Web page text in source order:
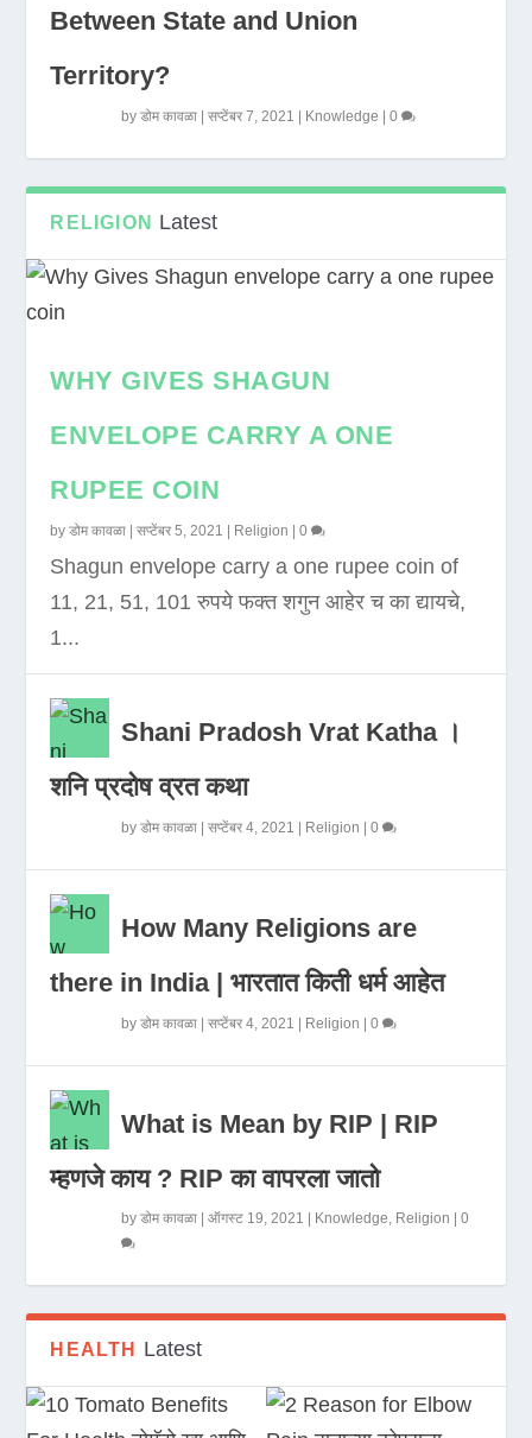
Between State and Union
Territory?
byडोम कावळा |सप्टेंबर 7, 2021 Knowledge |0
RELIGION Latest
WHY GIVES SHAGUN
ENVELOPE CARRY A ONE
RUPEE COIN
byडोम कावळा |सप्टेंबर 5, 2021 Religion |0
Shagun envelope carry a one rupee coin of
11, 21, 51, 101 रुपये फक्त शगुन आहेर च का द्यायचे,
1...
Shani Pradosh Vrat Katha ।
शनि प्रदोष व्रत कथा
byडोम कावळा |सप्टेंबर 4, 2021 Religion |0
How Many Religions are
there in India | भारतात किती धर्म आहेत
byडोम कावळा |सप्टेंबर 4, 2021 Religion |0
What is Mean by RIP | RIP
म्हणजे काय ? RIP का वापरला जातो
byडोम कावळा |ऑगस्ट 19, 2021 Knowledge, Religion |0
HEALTH Latest